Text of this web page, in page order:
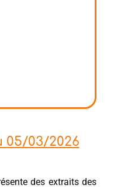
05/03/2026
des extraits des